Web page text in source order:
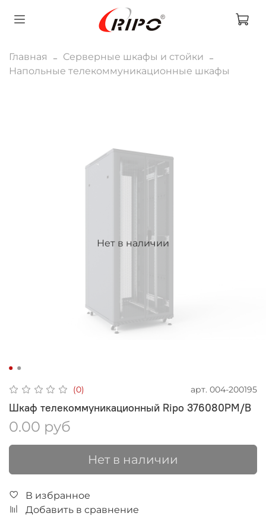
Главная
Серверные шкафы и стойки
Напольные телекоммуникационные шкафы
Нет в наличии
(0) арт. 004-200195
Шкаф телекоммуникационный Ripo 376080PM/B
0.00 руб
Нет в наличии
В избранное
Добавить в сравнение